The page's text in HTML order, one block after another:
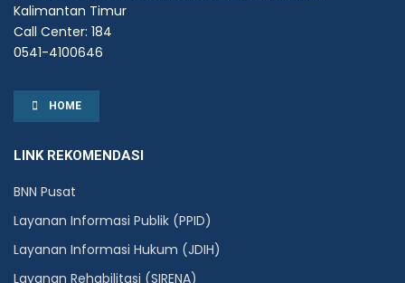
Kalimantan Timur
Call Center: 184
0541-4100646
HOME
LINK REKOMENDASI
BNN Pusat
Layanan Informasi Publik (PPID)
Layanan Informasi Hukum (JDIH)
Layanan Rehabilitasi (SIRENA)